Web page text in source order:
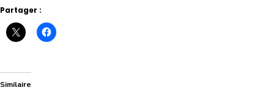
Partager :
Similaire